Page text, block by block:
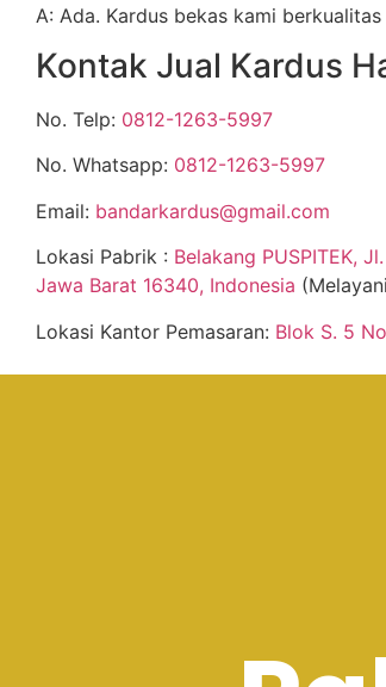
A: Ada. Kardus bekas kami
Kontak Jual Kardus
No. Telp: 0812-1263-5997
No. Whatsapp: 0812-1263-5997
Email: bandarkardus@gmail.com
Lokasi Pabrik : Belakang PUSPITEK,
Jawa Barat 16340, Indonesia
Lokasi Kantor Pemasaran: Blok S. 5